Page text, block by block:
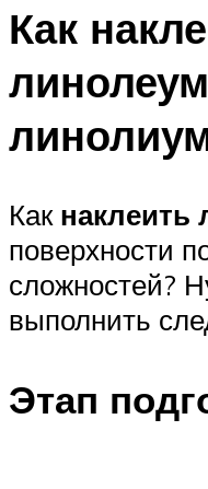
Как
Как наклеить
поверхности
сложностей?
выполнить
Этап